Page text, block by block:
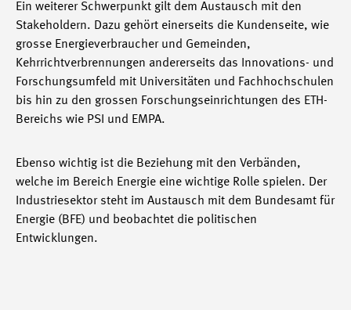
Ein weiterer Schwerpunkt gilt dem Austausch mit den
Stakeholdern. Dazu gehört einerseits die Kundenseite, wie
grosse Energieverbraucher und Gemeinden,
Kehrrichtverbrennungen andererseits das Innovations- und
Forschungsumfeld mit Universitäten und Fachhochschulen
bis hin zu den grossen Forschungseinrichtungen des ETH-
Bereichs wie PSI und EMPA.
Ebenso wichtig ist die Beziehung mit den Verbänden,
welche im Bereich Energie eine wichtige Rolle spielen. Der
Industriesektor steht im Austausch mit dem Bundesamt für
Energie (BFE) und beobachtet die politischen
Entwicklungen.